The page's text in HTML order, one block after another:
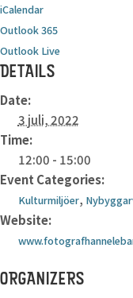
iCalendar
Outlook 365
Outlook Live
DETAILS
Date:
3 juli, 2022
Time:
12:00 - 15:00
Event Categories:
Kulturmiljöer,
Website:
ORGANIZERS